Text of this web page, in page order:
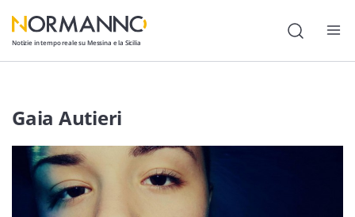
Notizie in tempo reale su Messina e la Sicilia
Attualità
Politica
Cultura
Gaia Autieri